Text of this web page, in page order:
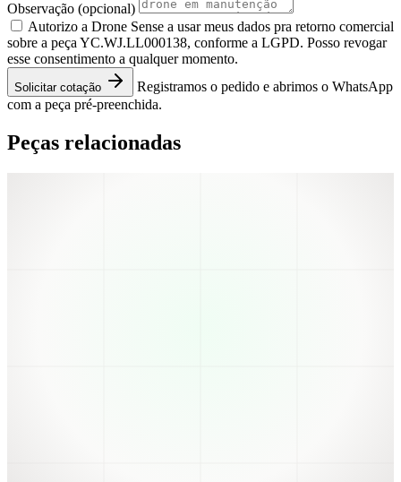
Observação (opcional)
Autorizo a Drone Sense a usar meus dados pra retorno comercial
sobre a peça YC.WJ.LL000138, conforme a LGPD. Posso revogar
esse consentimento a qualquer momento.
Solicitar cotação
Registramos o pedido e abrimos o WhatsApp
com a peça pré-preenchida.
Peças relacionadas